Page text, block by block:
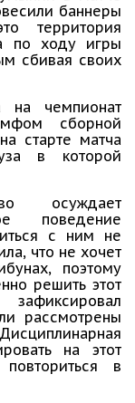
баннеры
территория
по ходу игры
сбивая своих
на чемпионат
сборной
старте матча
в которой
осуждает
поведение
с ним не
что не хочет
поэтому
решить этот
рассмотрены
на этот
в